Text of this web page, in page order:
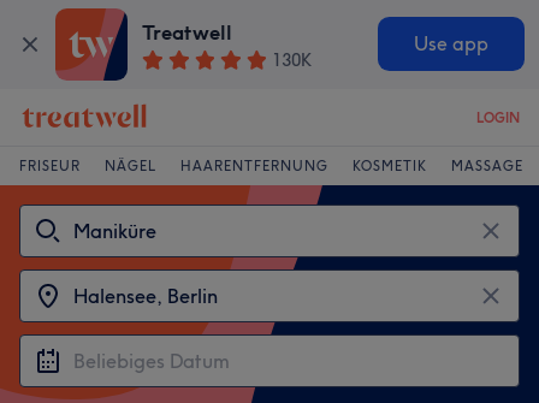
Treatwell
130K
Use app
LOGIN
FRISEUR NÄGEL HAARENTFERNUNG KOSMETIK MASSAGE